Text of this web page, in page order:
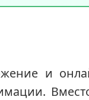
и